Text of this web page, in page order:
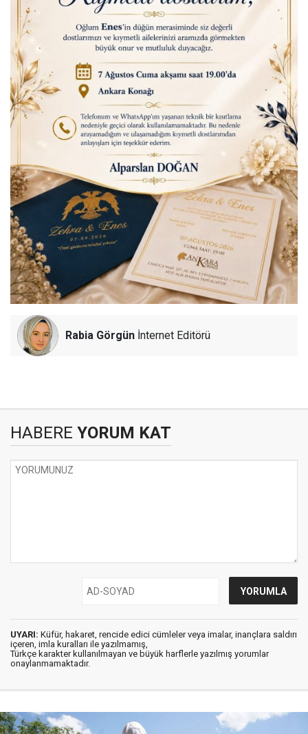
Rabia Görgün İnternet Editörü
HABERE YORUM KAT
UYARI: Küfür, hakaret, rencide edici cümleler veya imalar, inançlara saldırı
içeren, imla kuralları ile yazılmamış,
Türkçe karakter kullanılmayan ve büyük harflerle yazılmış yorumlar
onaylanmamaktadır.